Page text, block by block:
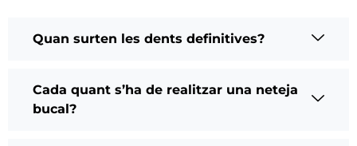
Quan surten les dents definitives?
Cada quant s’ha de realitzar una neteja
bucal?